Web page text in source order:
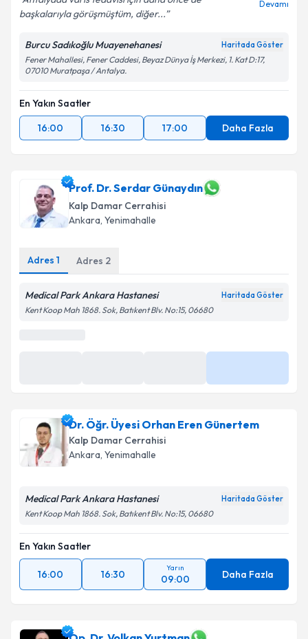
başkalarıyla görüşmüştüm, diğer...
Devamı
Burcu Sadıkoğlu Muayenehanesi Haritada Göster
Fener Mahallesi, Fener Caddesi, Beyaz Dünya İş Merkezi, 1. Kat D:17,
07010 Muratpaşa / Antalya.
En Yakın Saatler
16:00
16:30 17:00 Daha Fazla
Prof. Dr. Serdar Günaydın
Kalp Damar Cerrahisi
Ankara, Yenimahalle
Adres 1 Adres 2
Medical Park Ankara Hastanesi Haritada Göster
Kent Koop Mah 1868. Sok, Batıkent Blv. No:15, 06680
Dr. Öğr. Üyesi Orhan Eren Günertem
Kalp Damar Cerrahisi
Ankara, Yenimahalle
Medical Park Ankara Hastanesi Haritada Göster
Kent Koop Mah 1868. Sok, Batıkent Blv. No:15, 06680
En Yakın Saatler
16:00 16:30
Yarın
09:00 Daha Fazla